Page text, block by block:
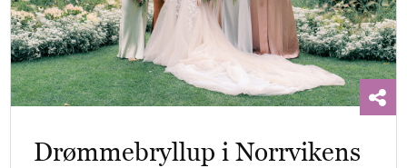
Drømmebryllup i Norrvikens